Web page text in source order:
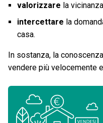
valorizzare la
intercettare la
casa.
In sostanza, la
vendere più velocemente